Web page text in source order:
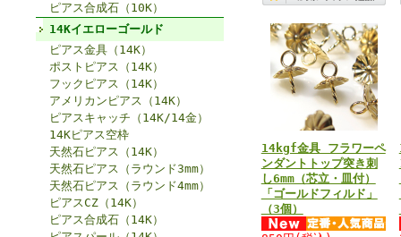
ピアス合成石（10K）
14Kイエローゴールド
ピアス金具（14K）
ポストピアス（14K）
フックピアス（14K）
アメリカンピアス（14K）
ピアスキャッチ（14K/14金）
14Kピアス空枠
天然石ピアス（14K）
天然石ピアス（ラウンド3mm）
天然石ピアス（ラウンド4mm）
ピアスCZ（14K）
ピアス合成石（14K）
14kgf金具 フラワーペ
ンダントトップ突き刺
し6mm（芯立・皿付）
「ゴールドフィルド」
（3個）